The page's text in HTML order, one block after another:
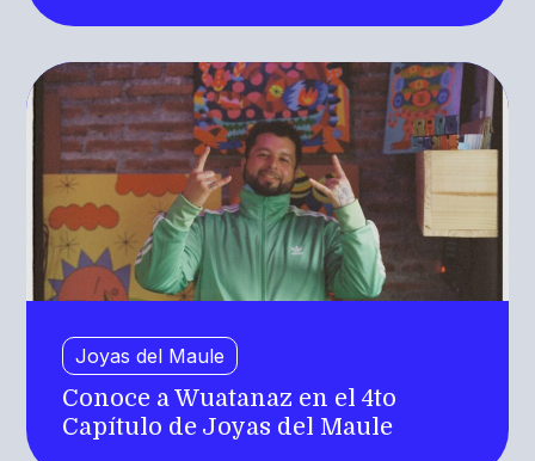
Joyas del Maule
Conoce a Wuatanaz en el 4to
Capítulo de Joyas del Maule